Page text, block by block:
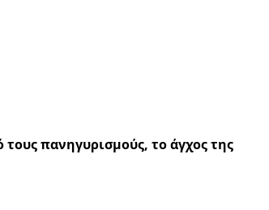
πανηγυρισμούς, το άγχος της